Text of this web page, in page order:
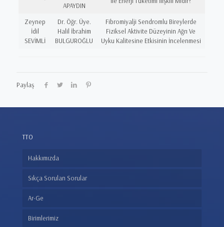
APAYDIN
Zeynep
İdil
SEVİMLİ
Dr. Öğr. Üye.
Halil İbrahim
BULGUROĞLU
Fibromiyalji Sendromlu Bireylerde
Fiziksel Aktivite Düzeyinin Ağrı Ve
Uyku Kalitesine Etkisinin İncelenmesi
Paylaş
TTO
Hakkımızda
Sıkça Sorulan Sorular
Ar-Ge
Birimlerimiz